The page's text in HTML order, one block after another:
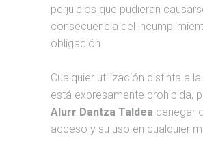
perjuicios que pudieran
consecuencia del
obligación.
Cualquier utilización distinta a
está expresamente prohibida,
Alurr Dantza Taldea denegar
acceso y su uso en cualquier